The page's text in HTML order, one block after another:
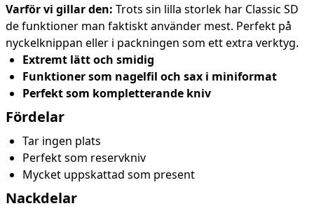
Varför vi gillar den: Trots sin lilla storlek har Classic SD
de funktioner man faktiskt använder mest. Perfekt på
nyckelknippan eller i packningen som ett extra verktyg.
Extremt lätt och smidig
Funktioner som nagelfil och sax i miniformat
Perfekt som kompletterande kniv
Fördelar
Tar ingen plats
Perfekt som reservkniv
Mycket uppskattad som present
Nackdelar